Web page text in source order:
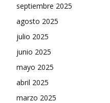
septiembre 2025
agosto 2025
julio 2025
junio 2025
mayo 2025
abril 2025
marzo 2025